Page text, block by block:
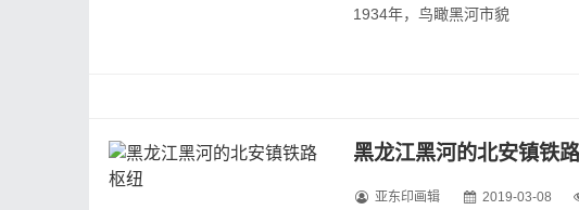
1934年，鸟瞰黑河市貌
1934年，黑河对岸的海兰泡
1934年，黑河的小餐馆
黑龙江黑河的北安镇铁
亚东印画辑 2019-03-08